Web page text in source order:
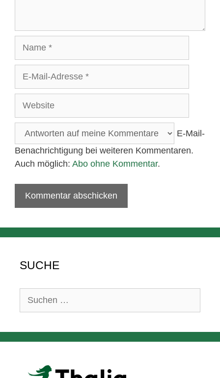
Adresse
E-Mail-
Benachrichtigung bei weiteren Kommentaren.
Auch möglich: Abo ohne Kommentar.
SUCHE
Suchen